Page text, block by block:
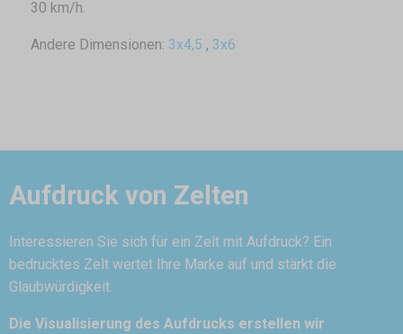
30 km/h.
Andere Dimensionen: 3x4,5 , 3x6
Aufdruck von Zelten
Interessieren Sie sich für ein Zelt mit Aufdruck? Ein
bedrucktes Zelt wertet Ihre Marke auf und stärkt die
Glaubwürdigkeit.
Die Visualisierung des Aufdrucks erstellen wir